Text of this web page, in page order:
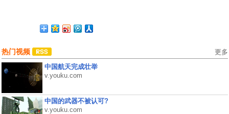
热门视频 更多
中国航天完成壮举
v.youku.com
中国的武器不被认可?
v.youku.com